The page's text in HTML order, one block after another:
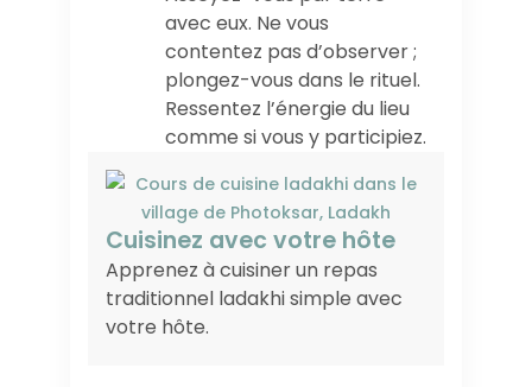
avec eux. Ne vous
contentez pas d’observer ;
plongez-vous dans le rituel.
Ressentez l’énergie du lieu
comme si vous y participiez.
Cuisinez avec votre hôte
Apprenez à cuisiner un repas
traditionnel ladakhi simple avec
votre hôte.